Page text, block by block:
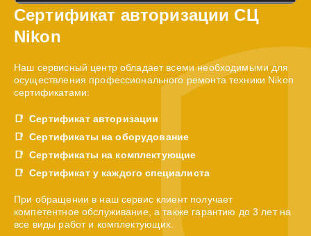
Сертификат авторизации СЦ
Nikon
Наш сервисный центр обладает всеми необходимыми для
осуществления профессионального ремонта техники Nikon
сертификатами:
Сертификат авторизации
Сертификаты на оборудование
Сертификаты на комплектующие
Сертификат у каждого специалиста
При обращении в наш сервис клиент получает
компетентное обслуживание, а также гарантию до 3 лет на
все виды работ и комплектующих.